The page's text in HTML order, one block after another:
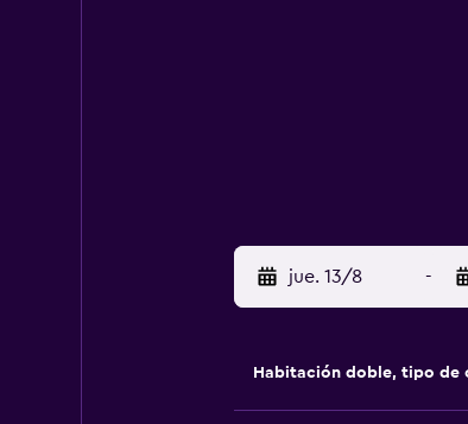
jue. 13/8 -
Habitación doble, tipo de